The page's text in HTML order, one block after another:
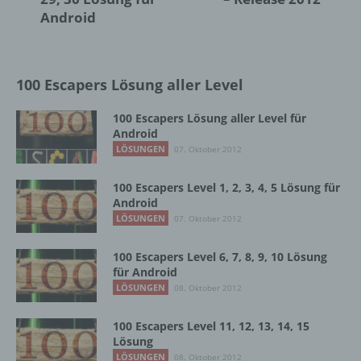
Android
100 Escapers Lösung aller Level
100 Escapers Lösung aller Level für
Android
LÖSUNGEN 07. Oktober 2012
100 Escapers Level 1, 2, 3, 4, 5 Lösung für
Android
LÖSUNGEN 07. Oktober 2012
100 Escapers Level 6, 7, 8, 9, 10 Lösung
für Android
LÖSUNGEN 08. Oktober 2012
100 Escapers Level 11, 12, 13, 14, 15
Lösung
LÖSUNGEN 08. Oktober 2012
Verbreitung oder eine andere Form der
d) Einschränkung der Verarbeitung
Einschränkung der Verarbeitung ist die
personenbezogener Daten mit dem Ziel, ihre
künftige Verarbeitung einzuschränken.
e) Profiling
Profiling ist jede Art der automatisierten
darin besteht, dass diese
personenbezogenen Daten verwendet